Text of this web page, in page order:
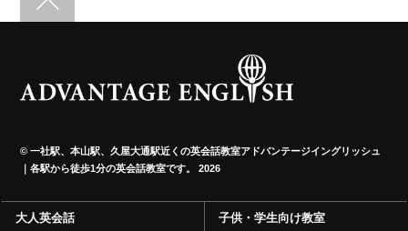
©一社駅、本山駅、久屋大通駅近くの英会話教室アドバンテージイングリッシュ
｜各駅から徒歩1分の英会話教室です。
2026
大人英会話 子供・学生向け教室